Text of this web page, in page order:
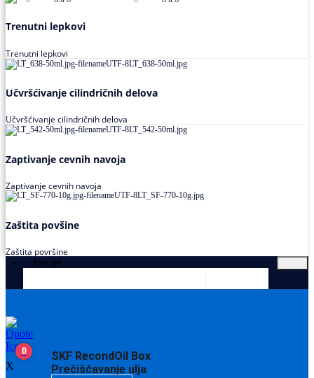
Trenutni lepkovi
Trenutni lepkovi
Učvršćivanje cilindričnih delova
Učvršćivanje cilindričnih delova
Zaptivanje cevnih navoja
Zaptivanje cevnih navoja
Zaštita povšine
Zaštita površine
Usluge
SKF RecondOil Box
Prečišćavanje ulja
0
X